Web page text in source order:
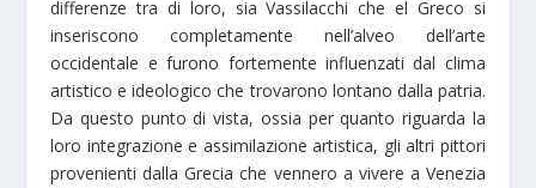
differenze tra di loro, sia Vassilacchi che el Greco si
inseriscono completamente nell’alveo dell’arte
occidentale e furono fortemente influenzati dal clima
artistico e ideologico che trovarono lontano dalla patria.
Da questo punto di vista, ossia per quanto riguarda la
loro integrazione e assimilazione artistica, gli altri pittori
provenienti dalla Grecia che vennero a vivere a Venezia